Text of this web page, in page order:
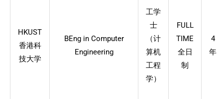
HKUST
香港科
技大学
BEng in Computer
Engineering
工学
士
（计
算机
工程
学）
FULL
TIME
全日
制
4
年